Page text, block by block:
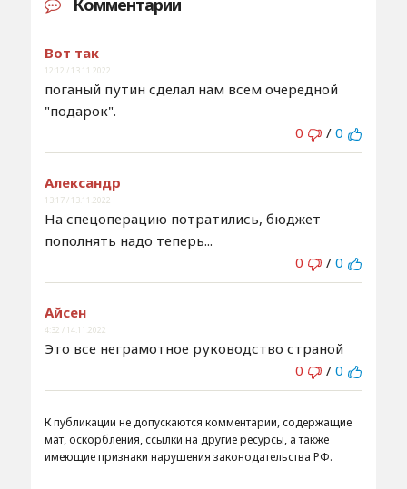
Комментарии
Вот так
12:12 / 13.11.2022
поганый путин сделал нам всем очередной
"подарок".
0
/ 0
Александр
13:17 / 13.11.2022
На спецоперацию потратились, бюджет
пополнять надо теперь...
0
/ 0
Айсен
4:32 / 14.11.2022
Это все неграмотное руководство страной
0
/ 0
К публикации не допускаются комментарии, содержащие
мат, оскорбления, ссылки на другие ресурсы, а также
имеющие признаки нарушения законодательства РФ.